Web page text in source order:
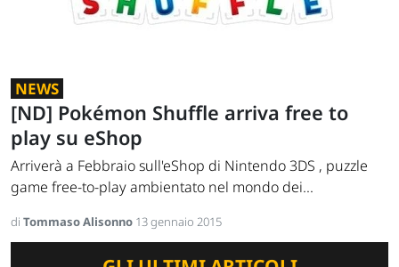
NEWS
[ND] Pokémon Shuffle arriva free to
play su eShop
Arriverà a Febbraio sull'eShop di Nintendo 3DS , puzzle
game free-to-play ambientato nel mondo dei...
di Tommaso Alisonno 13 gennaio 2015